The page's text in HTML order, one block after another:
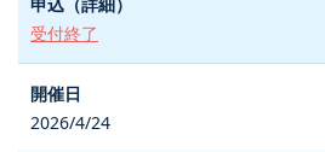
受付終了
2026/4/24